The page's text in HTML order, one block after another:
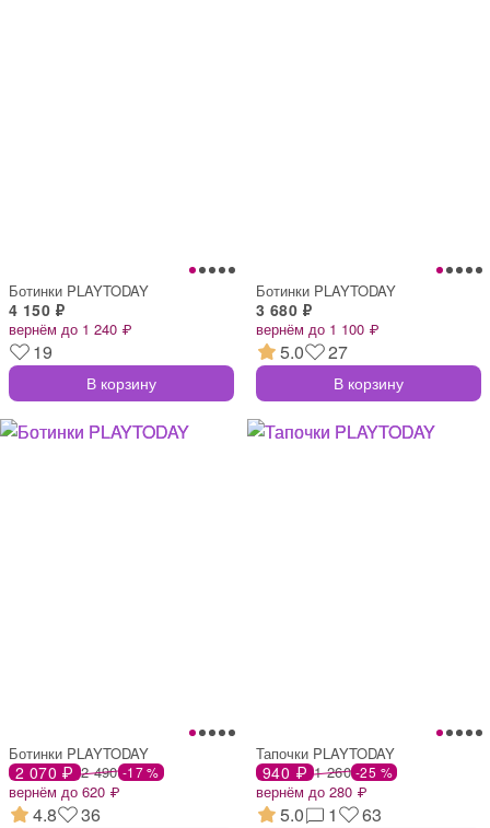
Ботинки PLAYTODAY
4 150 ₽
вернём до 1 240 ₽
19
В корзину
Ботинки PLAYTODAY
3 680 ₽
вернём до 1 100 ₽
5.0 27
В корзину
Ботинки PLAYTODAY
2 070 ₽ 2 490 -17 %
вернём до 620 ₽
4.8 36
Тапочки PLAYTODAY
940 ₽ 1 260 -25 %
вернём до 280 ₽
5.0 1 63